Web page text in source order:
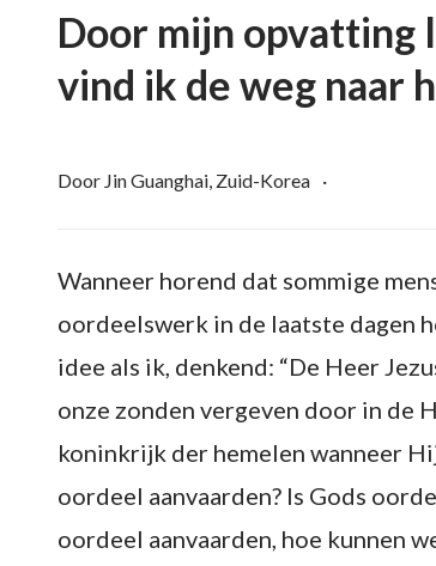
Door mijn opvatting
vind ik de weg naar
Door Jin Guanghai, Zuid-Korea ·
Wanneer horend dat sommige
oordeelswerk in de laatste dagen
idee als ik, denkend: “De Heer
onze zonden vergeven door in de
koninkrijk der hemelen wanneer
oordeel aanvaarden? Is Gods
oordeel aanvaarden, hoe kunnen